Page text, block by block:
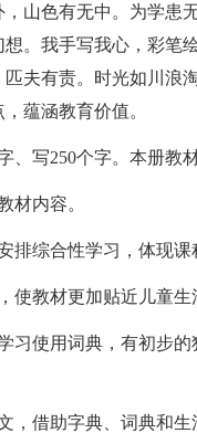
山色有无中。为学患
想。我手写我心，彩笔
夫有责。时光如川浪
蕴涵教育价值。
、写250个字。本册教
材内容。
排综合性学习，体现课
使教材更加贴近儿童生
习使用词典，有初步
，借助字典、词典和